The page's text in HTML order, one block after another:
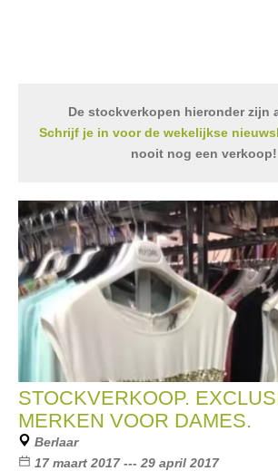
De stockverkopen hieronder zijn
Schrijf je in voor de wekelijkse
nooit nog een verkoop!
STOCKVERKOOP.
MERKEN VOOR DAMES.
Berlaar
17 maart 2017 --- 29 april 2017